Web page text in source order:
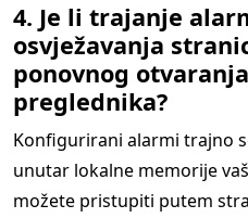
4. Je li trajanje
osvježavanja
ponovnog
preglednika?
Konfigurirani alarmi trajno
unutar lokalne memorije
možete pristupiti putem